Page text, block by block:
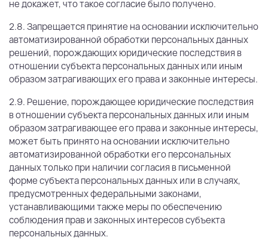
не докажет, что такое согласие было получено.
2.8. Запрещается принятие на основании исключительно
автоматизированной обработки персональных данных
решений, порождающих юридические последствия в
отношении субъекта персональных данных или иным
образом затрагивающих его права и законные интересы.
2.9. Решение, порождающее юридические последствия
в отношении субъекта персональных данных или иным
образом затрагивающее его права и законные интересы,
может быть принято на основании исключительно
автоматизированной обработки его персональных
данных только при наличии согласия в письменной
форме субъекта персональных данных или в случаях,
предусмотренных федеральными законами,
устанавливающими также меры по обеспечению
соблюдения прав и законных интересов субъекта
персональных данных.